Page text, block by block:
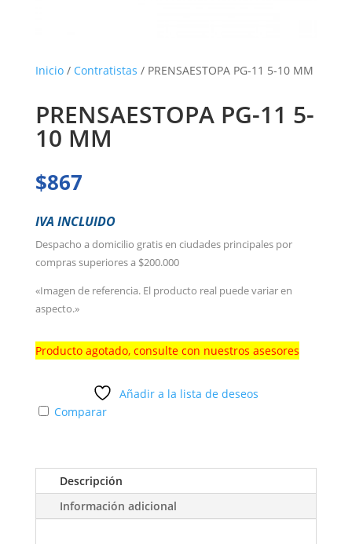
Inicio/ Contratistas / PRENSAESTOPA PG-11 5-10 MM
PRENSAESTOPA PG-11 5-
10 MM
$867
IVA INCLUIDO
Despacho a domicilio gratis en ciudades principales por
compras superiores a $200.000
«Imagen de referencia. El producto real puede variar en
aspecto.»
Producto agotado, consulte con nuestros asesores
Añadir a la lista de deseos
Comparar
Descripción
Información adicional